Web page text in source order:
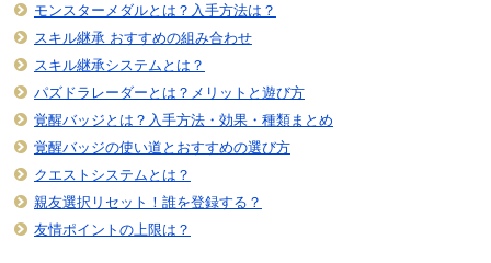
モンスターメダルとは？入手方法は？
スキル継承 おすすめの組み合わせ
スキル継承システムとは？
パズドラレーダーとは？メリットと遊び方
覚醒バッジとは？入手方法・効果・種類まとめ
覚醒バッジの使い道とおすすめの選び方
クエストシステムとは？
親友選択リセット！誰を登録する？
友情ポイントの上限は？